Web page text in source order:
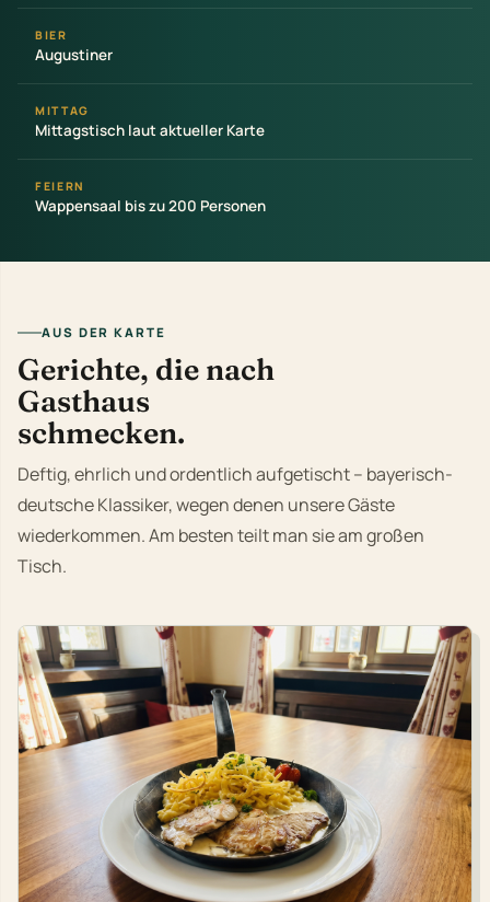
BIER
Augustiner
MITTAG
Mittagstisch laut aktueller Karte
FEIERN
Wappensaal bis zu 200 Personen
AUS DER KARTE
Gerichte, die nach
Gasthaus
schmecken.
Deftig, ehrlich und ordentlich aufgetischt – bayerisch-
deutsche Klassiker, wegen denen unsere Gäste
wiederkommen. Am besten teilt man sie am großen
Tisch.